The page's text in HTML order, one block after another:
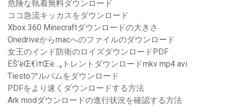
危険な執着無料ダウンロード
ココ急流キッカスをダウンロード
Xbox 360 Minecraftダウンロードの大きさ
Onedriveからmacへのファイルのダウンロード
女王のインド防衛のロイズダウンロードPDF
ËŠ‘ëŒ€ì†Œë…„トレントダウンロードmkv mp4 avi
Tiestoアルバムをダウンロード
PDFをより速くダウンロードする方法
Ark modダウンロードの進行状況を確認する方法